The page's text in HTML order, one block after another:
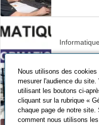
Informatique
Nous utilisons des
mesurer l'audience du
utilisant les boutons ci-
cliquant sur la rubrique «
chaque page de notre
comment nous utilisons